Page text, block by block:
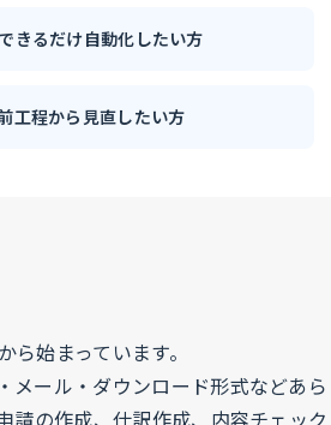
きるだけ自動化したい方
工程から見直したい方
始まっています。
メール・ダウンロード形式などあら
請の作成、仕訳作成、内容チェック